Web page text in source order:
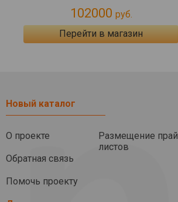
102000 руб.
Перейти в магазин
Новый каталог
О проекте
Обратная связь
Помочь проекту
Размещение
листов